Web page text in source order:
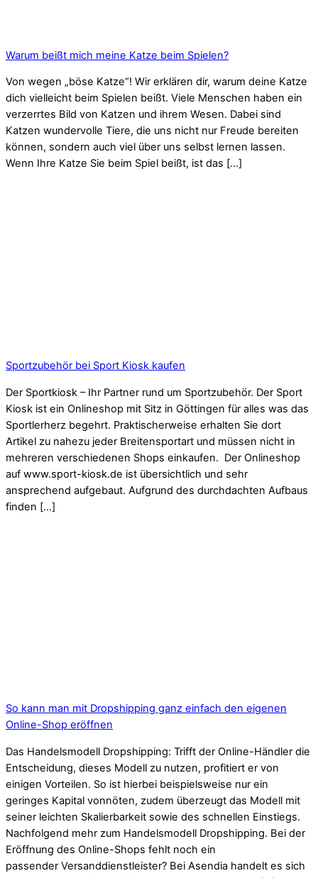
Warum beißt mich meine Katze beim Spielen?
Von wegen „böse Katze“! Wir erklären dir, warum deine Katze
dich vielleicht beim Spielen beißt. Viele Menschen haben ein
verzerrtes Bild von Katzen und ihrem Wesen. Dabei sind
Katzen wundervolle Tiere, die uns nicht nur Freude bereiten
können, sondern auch viel über uns selbst lernen lassen.
Wenn Ihre Katze Sie beim Spiel beißt, ist das […]
Sportzubehör bei Sport Kiosk kaufen
Der Sportkiosk – Ihr Partner rund um Sportzubehör. Der Sport
Kiosk ist ein Onlineshop mit Sitz in Göttingen für alles was das
Sportlerherz begehrt. Praktischerweise erhalten Sie dort
Artikel zu nahezu jeder Breitensportart und müssen nicht in
mehreren verschiedenen Shops einkaufen. Der Onlineshop
auf www.sport-kiosk.de ist übersichtlich und sehr
ansprechend aufgebaut. Aufgrund des durchdachten Aufbaus
finden […]
So kann man mit Dropshipping ganz einfach den eigenen
Online-Shop eröffnen
Das Handelsmodell Dropshipping: Trifft der Online-Händler die
Entscheidung, dieses Modell zu nutzen, profitiert er von
einigen Vorteilen. So ist hierbei beispielsweise nur ein
geringes Kapital vonnöten, zudem überzeugt das Modell mit
seiner leichten Skalierbarkeit sowie des schnellen Einstiegs.
Nachfolgend mehr zum Handelsmodell Dropshipping. Bei der
Eröffnung des Online-Shops fehlt noch ein
passender Versanddienstleister? Bei Asendia handelt es sich